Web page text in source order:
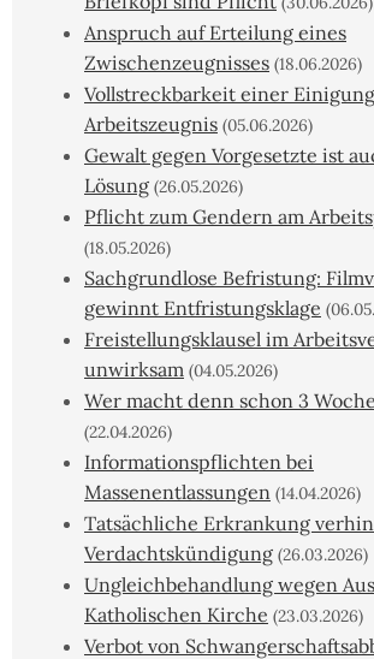
Anspruch auf Erteilung eines
Zwischenzeugnisses (18.06.2026)
Vollstreckbarkeit einer
Arbeitszeugnis (05.06.2026)
Gewalt gegen Vorgesetzte ist
Lösung (26.05.2026)
Pflicht zum Gendern am
(18.05.2026)
Sachgrundlose Befristung:
gewinnt Entfristungsklage
Freistellungsklausel im
unwirksam (04.05.2026)
Wer macht denn schon 3
(22.04.2026)
Informationspflichten bei
Massenentlassungen (14.04.2026)
Tatsächliche Erkrankung
Verdachtskündigung (26.03.2026)
Ungleichbehandlung wegen
Katholischen Kirche (23.03.2026)
Verbot von